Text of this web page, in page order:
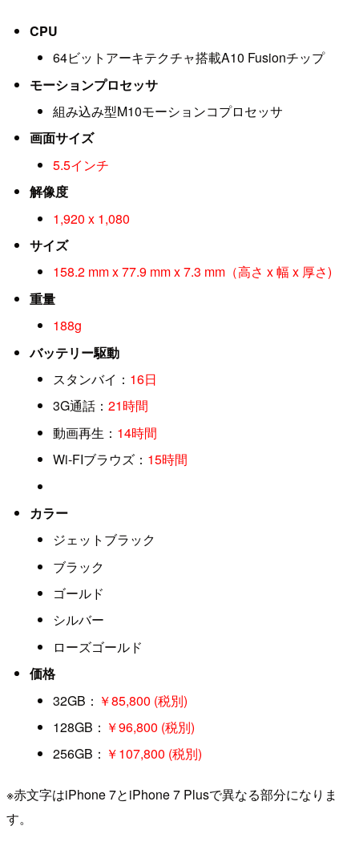
CPU
64ビットアーキテクチャ搭載A10 Fusionチップ
モーションプロセッサ
組み込み型M10モーションコプロセッサ
画面サイズ
5.5インチ
解像度
1,920 x 1,080
サイズ
158.2 mm x 77.9 mm x 7.3 mm（高さ x 幅 x 厚さ)
重量
188g
バッテリー駆動
スタンバイ： 16日
3G通話： 21時間
動画再生： 14時間
Wi-FIブラウズ： 15時間
カラー
ジェットブラック
ブラック
ゴールド
シルバー
ローズゴールド
価格
32GB： ￥85,800 (税別)
128GB： ￥96,800 (税別)
256GB： ￥107,800 (税別)
※赤文字はiPhone 7とiPhone 7 Plusで異なる部分になりま
す。